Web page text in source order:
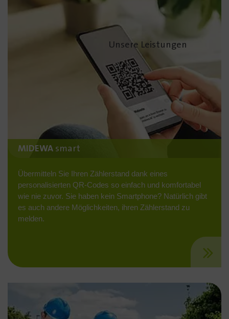
Unsere Leistungen
MIDEWA smart
Übermitteln Sie Ihren Zählerstand dank eines
personalisierten QR-Codes so einfach und komfortabel
wie nie zuvor. Sie haben kein Smartphone? Natürlich gibt
es auch andere Möglichkeiten, ihren Zählerstand zu
melden.